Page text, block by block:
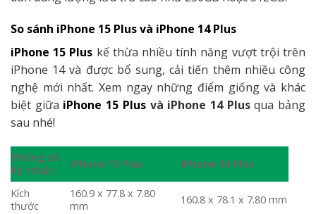
So sánh iPhone 15 Plus và iPhone 14 Plus
iPhone 15 Plus kế thừa nhiều tính năng vượt trội trên
iPhone 14 và được bổ sung, cải tiến thêm nhiều công
nghệ mới nhất. Xem ngay những điểm giống và khác
biệt giữa iPhone 15 Plusvà iPhone 14 Plusqua bảng
sau nhé!
Thông số
kỹ thuật
iPhone 15 Plus iPhone 14 Plus
Kích
thước
160.9 x 77.8 x 7.80
mm
160.8 x 78.1 x 7.80 mm